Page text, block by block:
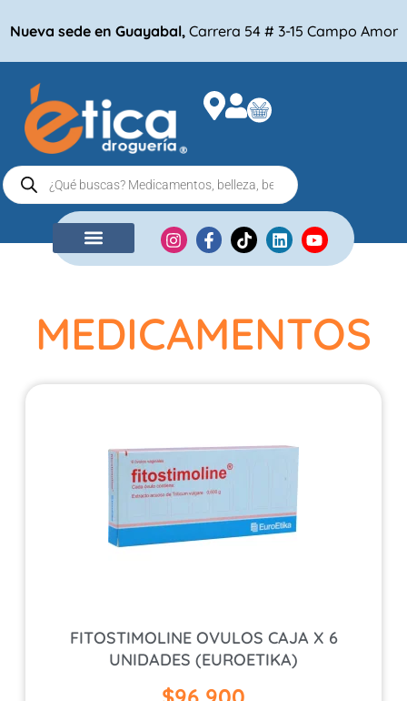
Nueva sede en Guayabal, Carrera 54 # 3-15 Campo Amor
MEDICAMENTOS
FITOSTIMOLINE OVULOS CAJA X 6
UNIDADES (EUROETIKA)